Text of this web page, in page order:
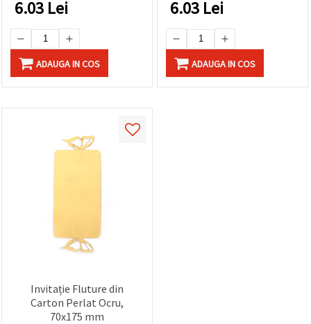
6.03 Lei
ADAUGA IN COS
6.03 Lei
ADAUGA IN COS
Invitație Fluture din
Carton Perlat Ocru,
70x175 mm